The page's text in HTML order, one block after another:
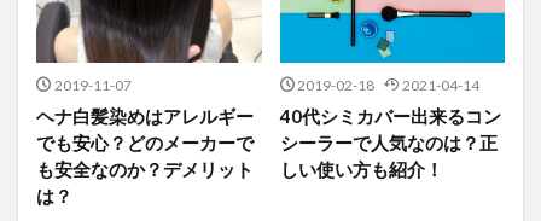
2019-11-07
ヘナ白髪染めはアレルギー
でも安心？どのメーカーで
も安全なのか？デメリット
は？
2019-02-18 2021-04-14
40代シミカバー出来るコン
シーラーで人気なのは？正
しい使い方も紹介！